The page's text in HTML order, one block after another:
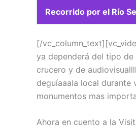
Recorrido por el Río
[/
ya dependerá del tipo
crucero y de
deguíaaaia local durante
monumentos mas
Ahora en cuento a la